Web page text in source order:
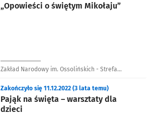
„Opowieści o świętym Mikołaju”
Zakład Narodowy im. Ossolińskich - Strefa
Pająk na święta – warsztaty dla
dzieci
Zakończyło się 11.12.2022 (3 lata temu)